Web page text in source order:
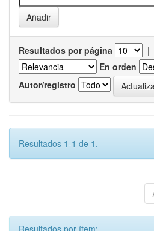
Resultados por página |
En orden
Autor/registro
Resultados 1-1 de 1.
Resultados por ítem: